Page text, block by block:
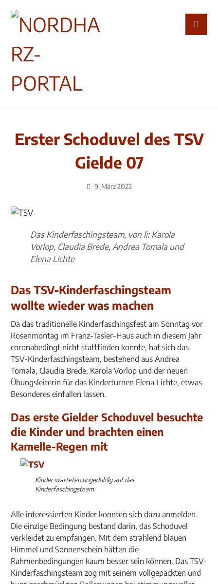
Erster Schoduvel des TSV
Gielde 07
9. März 2022
Das Kinderfaschingsteam, von li: Karola
Vorlop, Claudia Brede, Andrea Tomala und
Elena Lichte
Das TSV-Kinderfaschingsteam
wollte wieder was machen
Da das traditionelle Kinderfaschingsfest am Sonntag vor
Rosenmontag im Franz-Tasler-Haus auch in diesem Jahr
coronabedingt nicht stattfinden konnte, hat sich das
TSV-Kinderfaschingsteam, bestehend aus Andrea
Tomala, Claudia Brede, Karola Vorlop und der neuen
Übungsleiterin für das Kinderturnen Elena Lichte, etwas
Besonderes einfallen lassen.
Das erste Gielder Schoduvel besuchte
die Kinder und brachten einen
Kamelle-Regen mit
Kinder warteten ungeduldig auf das
Kinderfaschingsteam
Alle interessierten Kinder konnten sich dazu anmelden.
Die einzige Bedingung bestand darin, das Schoduvel
verkleidet zu empfangen. Mit dem strahlend blauen
Himmel und Sonnenschein hätten die
Rahmenbedingungen kaum besser sein können. Das TSV-
Kinderfaschingsteam zog mit seinem vollgepackten und